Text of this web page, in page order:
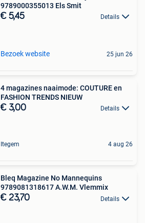
9789000355013 Els Smit
€ 5,45 Details
Bezoek website 25 jun 26
4 magazines naaimode: COUTURE en
FASHION TRENDS NIEUW
€ 3,00 Details
Itegem 4 aug 26
Bleq Magazine No Mannequins
9789081318617 A.W.M. Vlemmix
€ 23,70 Details